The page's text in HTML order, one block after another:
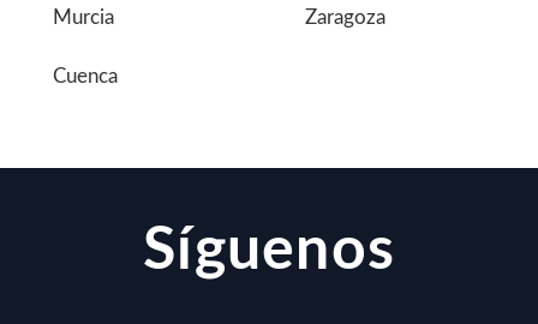
Murcia
Cuenca
Zaragoza
Síguenos